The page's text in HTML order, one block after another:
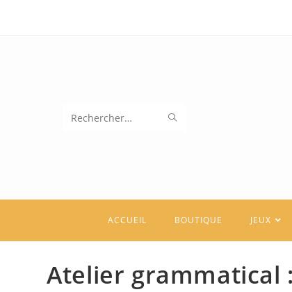
Rechercher
site
ACCUEIL BOUTIQUE JEUX
Atelier grammatical